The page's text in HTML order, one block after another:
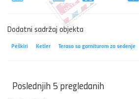
Dodatni sadržaj objekta
Peškiri Ketler Terasa sa garniturom za sedenje
Poslednjih 5 pregledanih